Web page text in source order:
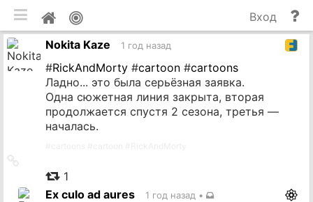
Мой
профиль
и
Вход
Nokita Kaze
1 год назад
#RickAndMorty #cartoon #cartoons
Ладно... это была серьёзная заявка.
Одна сюжетная линия закрыта, вторая
продолжается спустя 2 сезона, третья —
началась.
источник
1
Ex culo ad aures
1 год назад •
мобильная версия